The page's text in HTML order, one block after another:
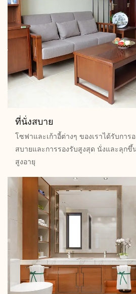
ที่นั่งสบาย
โซฟาและเก้าอี้ต่างๆ ของเราได้รับการ
สบายและการรองรับสูงสุด นั่งและลุกขึ้
สูงอายุ